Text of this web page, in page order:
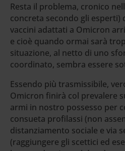
Resta il problema, cronico
concreta secondo gli esperti)
vaccini adattati a Omicron
e cioè quando ormai sarà
situazione, al netto di uno
coordinato, sembra essere
Essendo più trasmissibile,
Omicron finirà col prevalere
armi in nostro possesso per
consueta profilassi (non
distanziamento sociale e via
(raggiungere gli scettici ed